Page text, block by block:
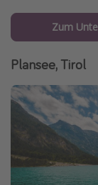
Zum
Plansee, Tirol